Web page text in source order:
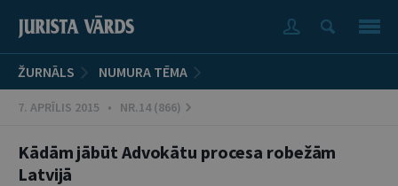
ŽURNĀLS NUMURA TĒMA
7. APRĪLIS 2015 • NR.14 (866)
Kādām jābūt Advokātu procesa robežām
Latvijā